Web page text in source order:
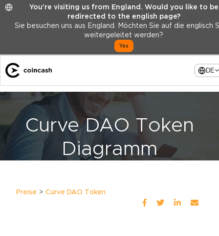
You're visiting us from England. Would you like to be
redirected to the english page?
Sie besuchen uns aus England. Möchten Sie auf die englisch
weitergeleitet werden?
Yes
DE
Curve DAO Token
Diagramm
Preise Curve DAO Token